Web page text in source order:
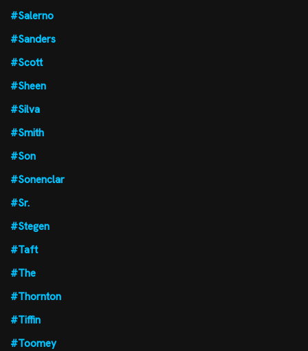
#Salerno
#Sanders
#Scott
#Sheen
#Silva
#Smith
#Son
#Sonenclar
#Sr.
#Stegen
#Taft
#The
#Thornton
#Tiffin
#Toomey